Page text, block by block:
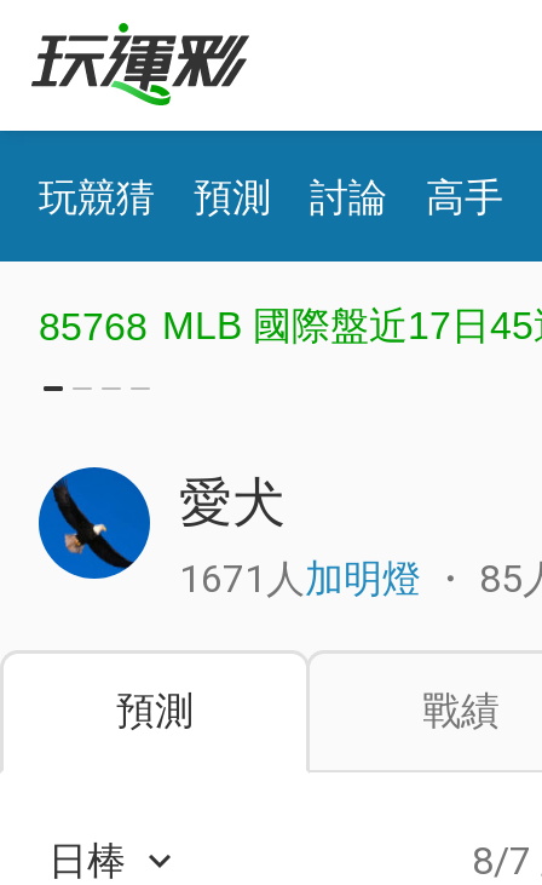
玩競猜 預測 討論 高手
85768 MLB 國際盤近17日
愛犬
1671人加明燈 ・ 85
預測 戰績
日棒 keyboard_arrow_down 8/7